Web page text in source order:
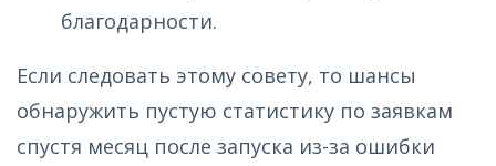
благодарности.
Если следовать этому совету, то шансы
обнаружить пустую статистику по заявкам
спустя месяц после запуска из-за ошибки